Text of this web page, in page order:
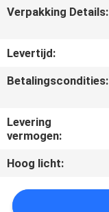
GEVALLEN
SITEMAP
PRIVACY
POLICY
Verpakking Details:
Levertijd:
Betalingscondities:
Levering
vermogen:
Hoog licht: